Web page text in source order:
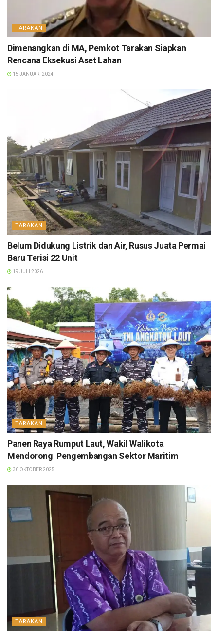
TARAKAN
Dimenangkan di MA, Pemkot Tarakan Siapkan
Rencana Eksekusi Aset Lahan
15 JANUARI 2024
TARAKAN
Belum Didukung Listrik dan Air, Rusus Juata Permai
Baru Terisi 22 Unit
19 JULI 2026
TARAKAN
Panen Raya Rumput Laut, Wakil Walikota
Mendorong Pengembangan Sektor Maritim
30 OKTOBER 2025
TARAKAN